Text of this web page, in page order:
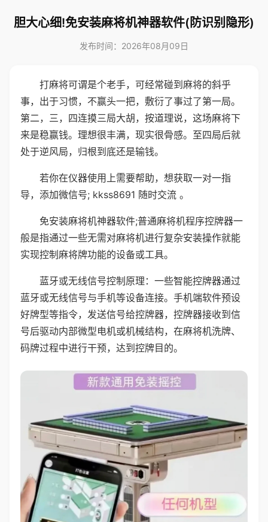
胆大心细!免安装麻将机神器软件(防识别隐形)
发布时间：2026年08月09日
打麻将可谓是个老手，可经常碰到麻将的斜乎
事，出于习惯，不赢头一把，敷衍了事过了第一局。
第二，三，四连摸三局大胡，按道理说，这场麻将下
来是稳赢钱。理想很丰满，现实很骨感。至四局后就
处于逆风局，归根到底还是输钱。
若你在仪器使用上需要帮助，想获取一对一指
导，添加微信号; kkss8691 随时交流 。
免安装麻将机神器软件;普通麻将机程序控牌器一
般是指通过一些无需对麻将机进行复杂安装操作就能
实现控制麻将牌功能的设备或工具。
蓝牙或无线信号控制原理：一些智能控牌器通过
蓝牙或无线信号与手机等设备连接。手机端软件预设
好牌型等指令，发送信号给控牌器，控牌器接收到信
号后驱动内部微型电机或机械结构，在麻将机洗牌、
码牌过程中进行干预，达到控牌目的。